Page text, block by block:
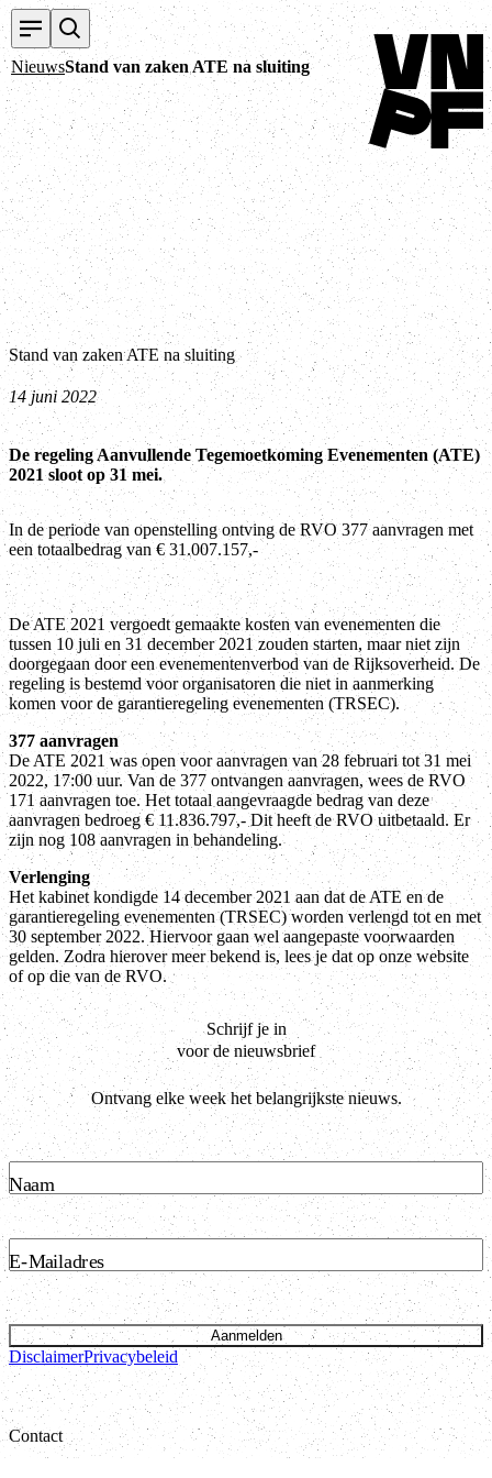
NieuwsStand van zaken ATE na sluiting
Terug naar
Stand van zaken ATE na sluiting
14 juni 2022
De regeling Aanvullende Tegemoetkoming Evenementen (ATE)
2021 sloot op 31 mei.
In de periode van openstelling ontving de RVO 377 aanvragen met
een totaalbedrag van € 31.007.157,-
De ATE 2021 vergoedt gemaakte kosten van evenementen die
tussen 10 juli en 31 december 2021 zouden starten, maar niet zijn
doorgegaan door een evenementenverbod van de Rijksoverheid. De
regeling is bestemd voor organisatoren die niet in aanmerking
komen voor de garantieregeling evenementen (TRSEC).
377 aanvragen
De ATE 2021 was open voor aanvragen van 28 februari tot 31 mei
2022, 17:00 uur. Van de 377 ontvangen aanvragen, wees de RVO
171 aanvragen toe. Het totaal aangevraagde bedrag van deze
aanvragen bedroeg € 11.836.797,- Dit heeft de RVO uitbetaald. Er
zijn nog 108 aanvragen in behandeling.
Verlenging
Het kabinet kondigde 14 december 2021 aan dat de ATE en de
garantieregeling evenementen (TRSEC) worden verlengd tot en met
30 september 2022. Hiervoor gaan wel aangepaste voorwaarden
gelden. Zodra hierover meer bekend is, lees je dat op onze website
of op die van de RVO.
Schrijf je in
voor de nieuwsbrief
Ontvang elke week het belangrijkste nieuws.
Naam
E-Mailadres
Aanmelden
DisclaimerPrivacybeleid
Contact